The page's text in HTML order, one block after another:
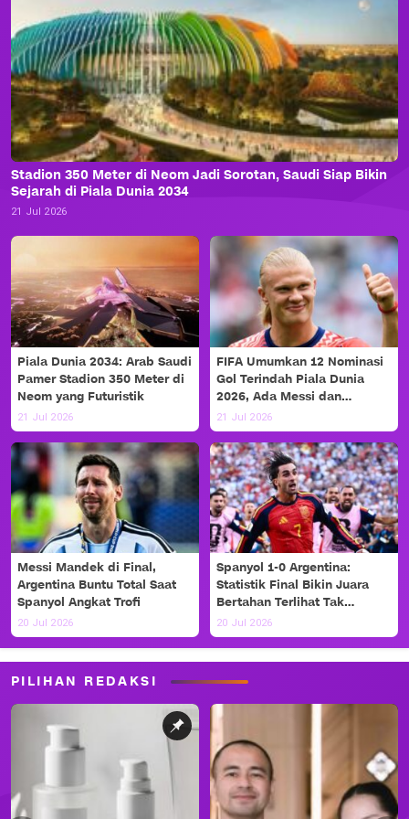
Stadion 350 Meter di Neom Jadi Sorotan, Saudi Siap Bikin
Sejarah di Piala Dunia 2034
21 Jul 2026
Piala Dunia 2034: Arab Saudi
Pamer Stadion 350 Meter di
Neom yang Futuristik
21 Jul 2026
FIFA Umumkan 12 Nominasi
Gol Terindah Piala Dunia
2026, Ada Messi dan
Haaland!
21 Jul 2026
Messi Mandek di Final,
Argentina Buntu Total Saat
Spanyol Angkat Trofi
20 Jul 2026
Spanyol 1-0 Argentina:
Statistik Final Bikin Juara
Bertahan Terlihat Tak
Berdaya
20 Jul 2026
PILIHAN REDAKSI